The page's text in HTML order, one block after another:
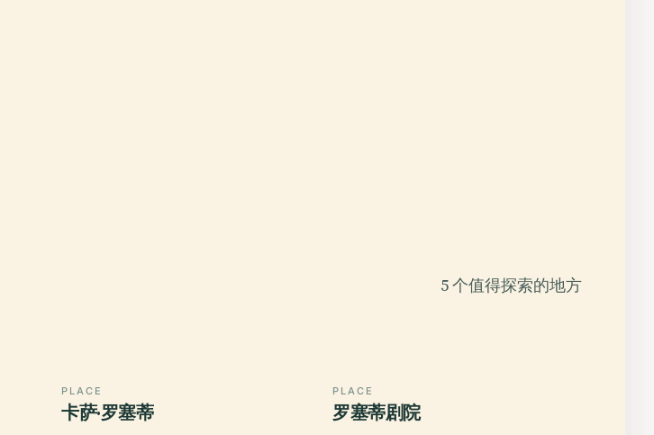
5 个值得探索的地方
PLACE
卡萨·罗塞蒂
PLACE
罗塞蒂剧院